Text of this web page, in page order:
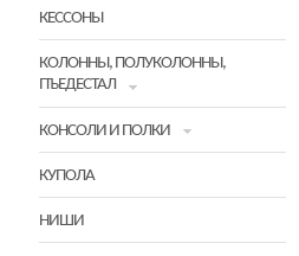
КЕССОНЫ
КОЛОННЫ, ПОЛУКОЛОННЫ,
ПЪЕДЕСТАЛ
КОНСОЛИ И ПОЛКИ
КУПОЛА
НИШИ